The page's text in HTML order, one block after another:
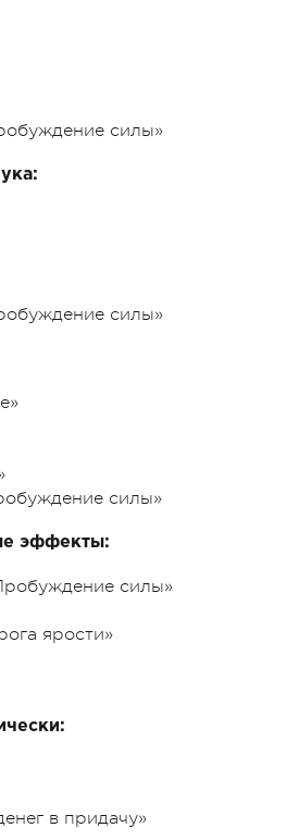
силы»
силы»
силы»
эффекты:
силы»
ярости»
в придачу»